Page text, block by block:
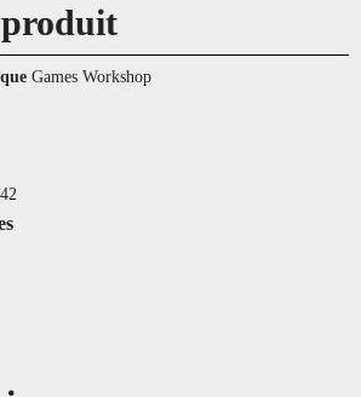
Games Workshop